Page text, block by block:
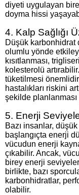
diyeti uygulayan
doyma hissi
4. Kalp Sağlığı
Düşük karbonhidrat
olumlu yönde
kısıtlanması,
kolesterolü
tüketilmesi önemlidir.
hastalıkları riskini
şekilde planlanması
5. Enerji
Bazı insanlar,
başlangıçta enerji
vücudun enerji
çıkabilir. Ancak,
birey enerji
birlikte, bazı
karbonhidratlar,
olabilir.